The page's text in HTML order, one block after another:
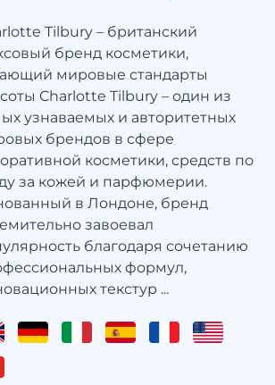
Tilbury – британский
бренд косметики,
мировые стандарты
Charlotte Tilbury – один из
узнаваемых и авторитетных
брендов в сфере
косметики, средств по
за кожей и парфюмерии.
в Лондоне, бренд
завоевал
благодаря сочетанию
формул,
текстур ...